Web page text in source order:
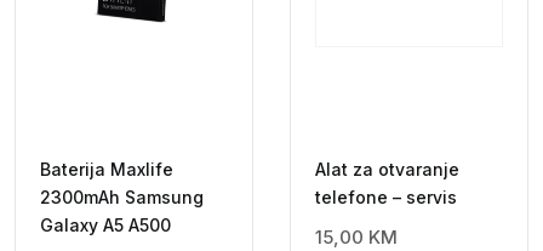
Baterija Maxlife
2300mAh Samsung
Galaxy A5 A500
Alat za otvaranje
telefone – servis
15,00 KM